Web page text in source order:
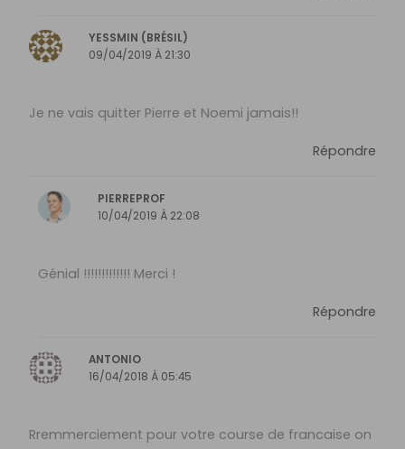
YESSMIN (BRÉSIL)
09/04/2019 À 21:30
Je ne vais quitter Pierre et Noemi jamais!!
Répondre
PIERREPROF
10/04/2019 À 22:08
Génial !!!!!!!!!!!!! Merci !
Répondre
ANTONIO
16/04/2018 À 05:45
Rremmerciement pour votre course de francaise on